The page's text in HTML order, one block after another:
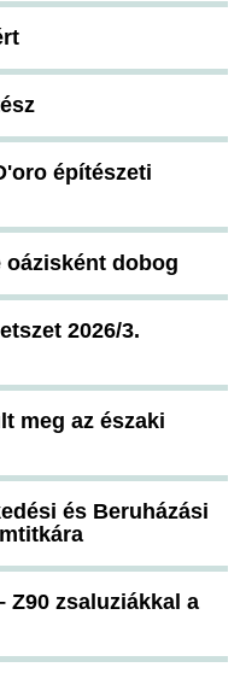
építészeti
oázisként dobog
2026/3.
meg az északi
és Beruházási
Z90 zsaluziákkal a